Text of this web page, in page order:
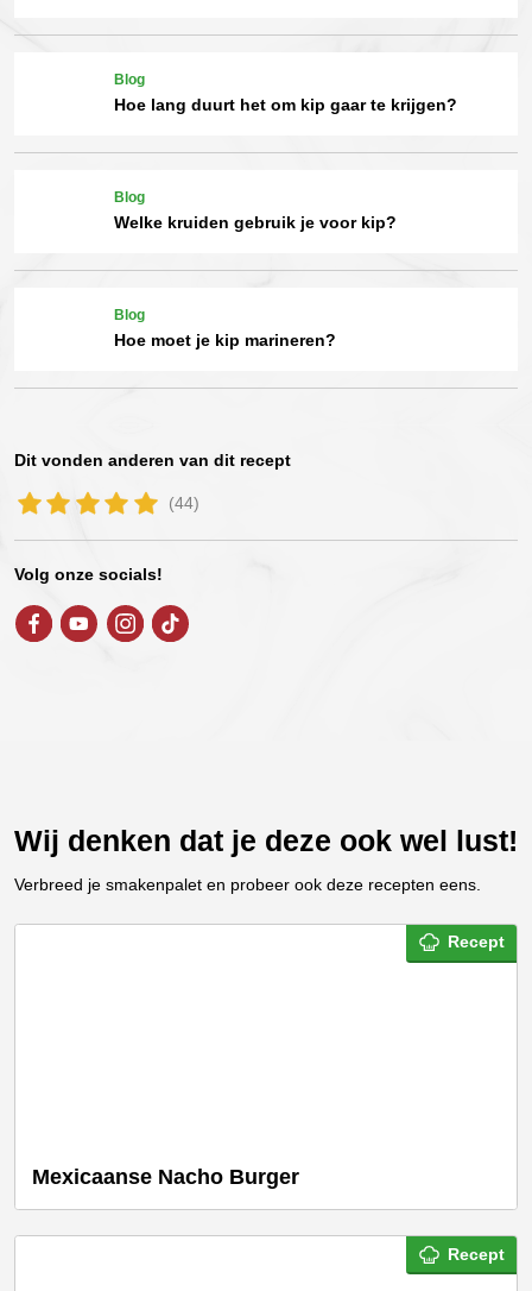
Blog
Hoe lang duurt het om kip gaar te krijgen?
Blog
Welke kruiden gebruik je voor kip?
Blog
Hoe moet je kip marineren?
Dit vonden anderen van dit recept
(44)
Volg onze socials!
Wij denken dat je deze ook wel lust!
Verbreed je smakenpalet en probeer ook deze recepten eens.
Recept
Mexicaanse Nacho Burger
Recept